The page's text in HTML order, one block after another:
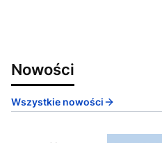
Nowości
Wszystkie nowości